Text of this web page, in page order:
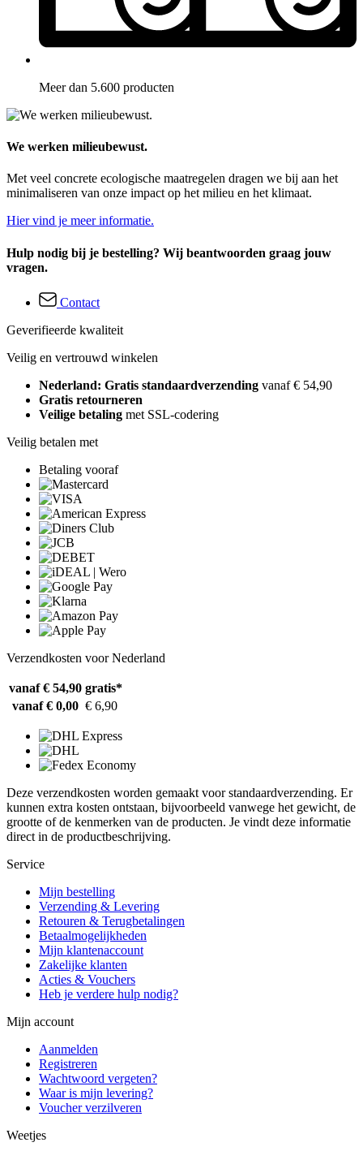
Meer dan 5.600 producten
We werken milieubewust.
Met veel concrete ecologische maatregelen dragen we bij aan het
minimaliseren van onze impact op het milieu en het klimaat.
Hier vind je meer informatie.
Hulp nodig bij je bestelling? Wij beantwoorden graag jouw
vragen.
Contact
Geverifieerde kwaliteit
Veilig en vertrouwd winkelen
Nederland: Gratis standaardverzending vanaf € 54,90
Gratis retourneren
Veilige betaling met SSL-codering
Veilig betalen met
Betaling vooraf
Verzendkosten voor Nederland
vanaf € 54,90 gratis*
vanaf € 0,00 € 6,90
Deze verzendkosten worden gemaakt voor standaardverzending. Er
kunnen extra kosten ontstaan, bijvoorbeeld vanwege het gewicht, de
grootte of de kenmerken van de producten. Je vindt deze informatie
direct in de productbeschrijving.
Service
Mijn bestelling
Verzending & Levering
Retouren & Terugbetalingen
Betaalmogelijkheden
Mijn klantenaccount
Zakelijke klanten
Acties & Vouchers
Heb je verdere hulp nodig?
Mijn account
Aanmelden
Registreren
Wachtwoord vergeten?
Waar is mijn levering?
Voucher verzilveren
Weetjes